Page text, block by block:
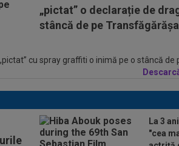
„pictat” o declarație de
stâncă de pe
cu spray graffiti o inimă pe o stâncă de
La 3
"cea